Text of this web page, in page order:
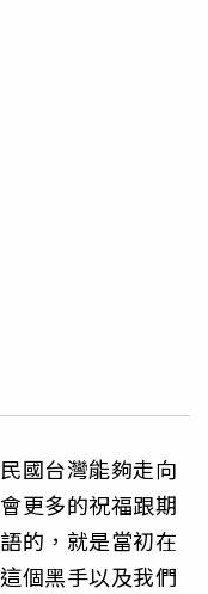
國台灣能夠走向
更多的祝福跟期
的，就是當初在
個黑手以及我們